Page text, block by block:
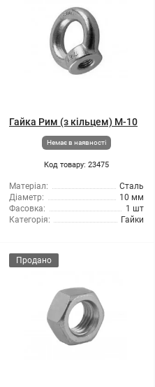
Гайка Рим (з кільцем) М-10
Немає в наявності
Код товару: 23475
Матеріал:
Сталь
Діаметр:
10 мм
Фасовка:
1 шт
Категорія:
Гайки
Продано